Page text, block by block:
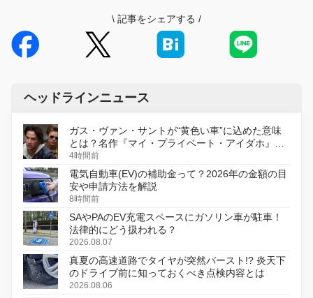
\ 記事をシェアする /
ヘッドラインニュース
ガス・ヴァン・サントが“黄色い車”に込めた意味
とは？名作『マイ・プライベート・アイダホ』が
初のデジタルリマスター版で復活
4時間前
電気自動車(EV)の補助金って？2026年の金額の目
安や申請方法を解説
8時間前
SAやPAのEV充電スペースにガソリン車が駐車！
法律的にどう扱われる？
2026.08.07
真夏の高速道路でタイヤが突然バースト!? 炎天下
のドライブ前に知っておくべき点検内容とは
2026.08.06